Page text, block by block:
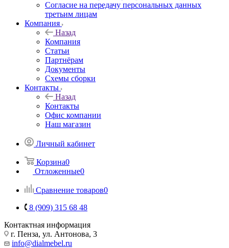
Согласие на передачу персональных данных
третьим лицам
Компания
Назад
Компания
Статьи
Партнёрам
Документы
Схемы сборки
Контакты
Назад
Контакты
Офис компании
Наш магазин
Личный кабинет
Корзина0
Отложенные0
Сравнение товаров0
8 (909) 315 68 48
Контактная информация
г. Пенза, ул. Антонова, 3
info@dialmebel.ru